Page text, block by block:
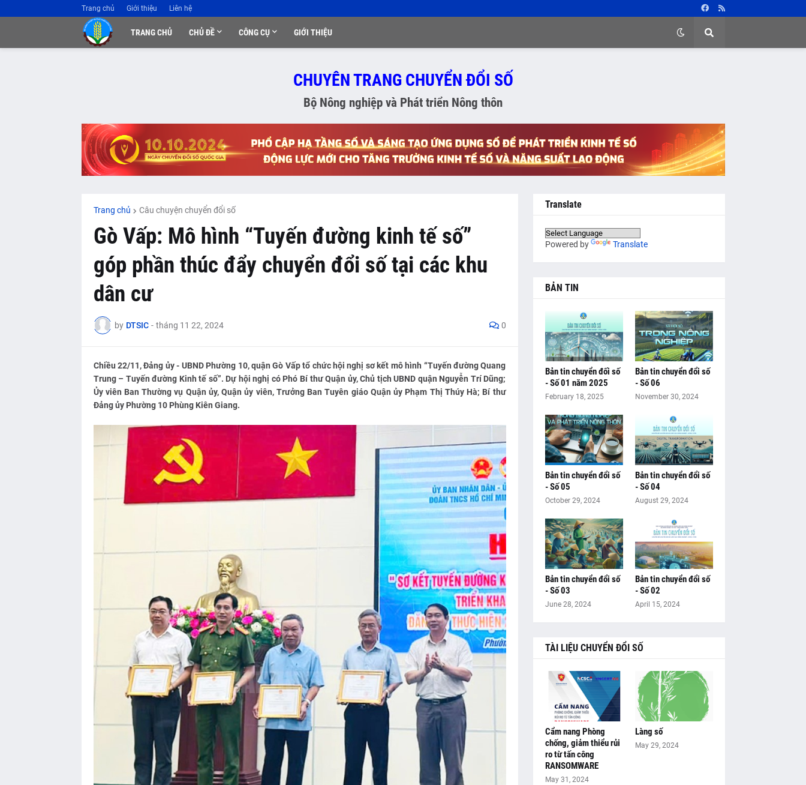
Trang chủ Giới thiệu Liên hệ
TRANG CHỦ CHỦ ĐỀ CÔNG CỤ GIỚI THIỆU
CHUYÊN TRANG CHUYỂN ĐỔI SỐ
Bộ Nông nghiệp và Phát triển Nông thôn
Trang chủ Câu chuyện chuyển đổi số
Gò Vấp: Mô hình “Tuyến đường kinh tế số”
góp phần thúc đẩy chuyển đổi số tại các khu
dân cư
by DTSIC - tháng 11 22, 2024 0
Chiều 22/11, Đảng ủy - UBND Phường 10, quận Gò Vấp tổ chức hội nghị sơ kết mô hình “Tuyến đường Quang
Trung – Tuyến đường Kinh tế số”. Dự hội nghị có Phó Bí thư Quận ủy, Chủ tịch UBND quận Nguyễn Trí Dũng;
Ủy viên Ban Thường vụ Quận ủy, Quận ủy viên, Trưởng Ban Tuyên giáo Quận ủy Phạm Thị Thúy Hà; Bí thư
Đảng ủy Phường 10 Phùng Kiên Giang.
Translate
Powered by Translate
BẢN TIN
Bản tin chuyển đối số
- Số 01 năm 2025
February 18, 2025
Bản tin chuyển đổi số
- Số 06
November 30, 2024
Bản tin chuyển đổi số
- Số 05
October 29, 2024
Bản tin chuyển đổi số
- Số 04
August 29, 2024
Bản tin chuyển đổi số
- Số 03
June 28, 2024
Bản tin chuyển đổi số
- Số 02
April 15, 2024
TÀI LIỆU CHUYỂN ĐỔI SỐ
Cẩm nang Phòng
chống, giảm thiểu rủi
ro từ tấn công
RANSOMWARE
May 31, 2024
Làng số
May 29, 2024